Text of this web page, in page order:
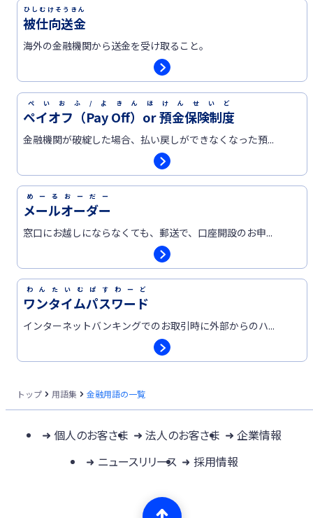
被仕向送金
ひしむけそうきん
海外の金融機関から送金を受け取ること。
ペイオフ（Pay Off）or 預金保険制度
ぺいおふ/よきんほけんせいど
金融機関が破綻した場合、払い戻しができなくなった預...
メールオーダー
めーるおーだー
窓口にお越しにならなくても、郵送で、口座開設のお申...
ワンタイムパスワード
わんたいむぱすわーど
インターネットバンキングでのお取引時に外部からのハ...
トップ 用語集 金融用語の一覧
個人のお客さま 法人のお客さま
企業情報
ニュースリリース
採用情報